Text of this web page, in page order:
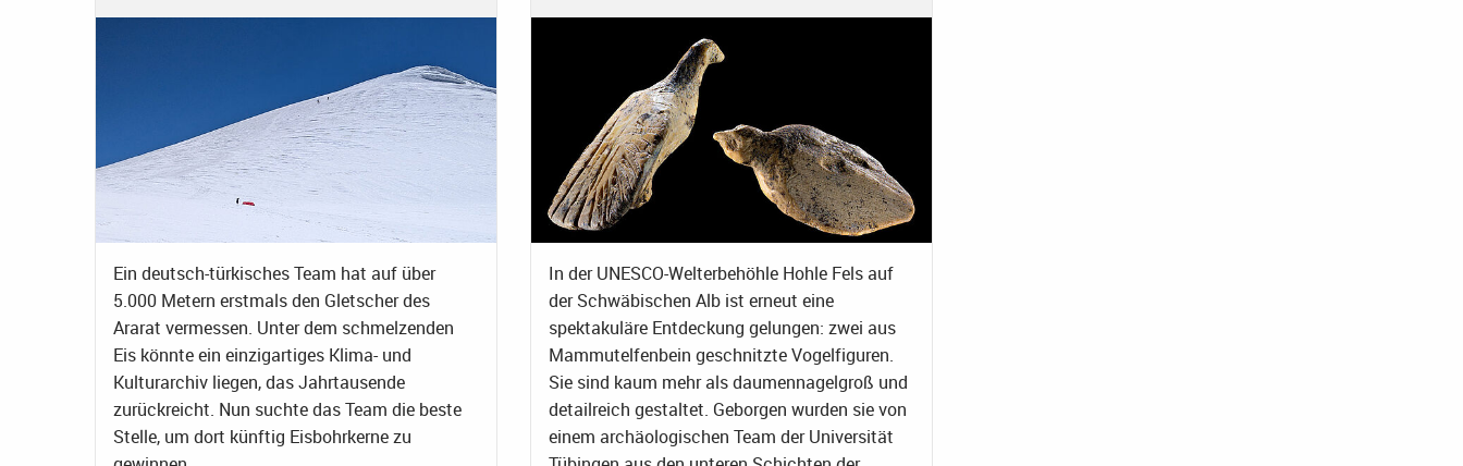
Ein deutsch-türkisches Team hat auf über
5.000 Metern erstmals den Gletscher des
Ararat vermessen. Unter dem schmelzenden
Eis könnte ein einzigartiges Klima- und
Kulturarchiv liegen, das Jahrtausende
zurückreicht. Nun suchte das Team die beste
Stelle, um dort künftig Eisbohrkerne zu
In der UNESCO-Welterbehöhle Hohle Fels auf
der Schwäbischen Alb ist erneut eine
spektakuläre Entdeckung gelungen: zwei aus
Mammutelfenbein geschnitzte Vogelfiguren.
Sie sind kaum mehr als daumennagelgroß und
detailreich gestaltet. Geborgen wurden sie von
einem archäologischen Team der Universität